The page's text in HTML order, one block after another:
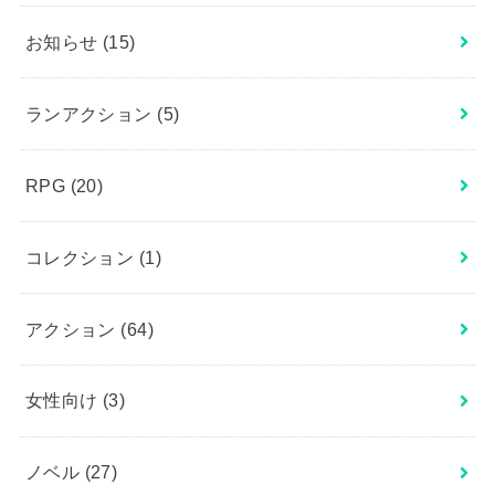
お知らせ (15)
ランアクション (5)
RPG (20)
コレクション (1)
アクション (64)
女性向け (3)
ノベル (27)